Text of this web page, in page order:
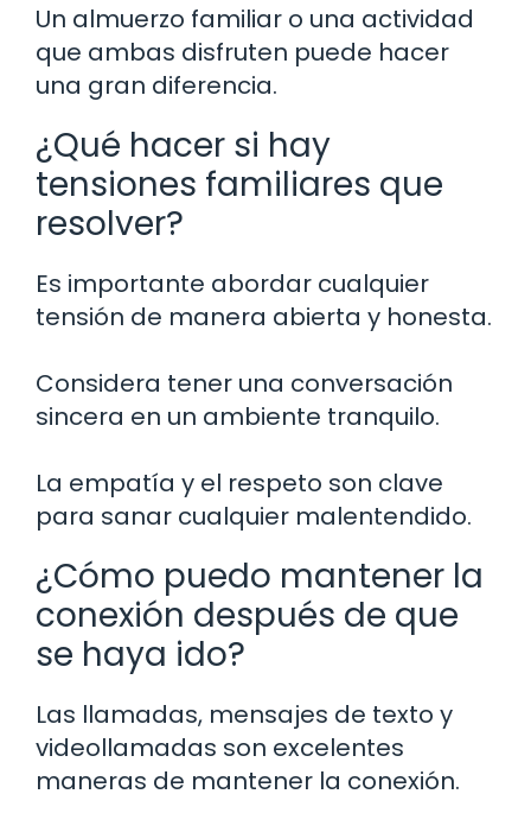
Un almuerzo familiar o una actividad
que ambas disfruten puede hacer
una gran diferencia.
¿Qué hacer si hay
tensiones familiares que
resolver?
Es importante abordar cualquier
tensión de manera abierta y honesta.
Considera tener una conversación
sincera en un ambiente tranquilo.
La empatía y el respeto son clave
para sanar cualquier malentendido.
¿Cómo puedo mantener la
conexión después de que
se haya ido?
Las llamadas, mensajes de texto y
videollamadas son excelentes
maneras de mantener la conexión.